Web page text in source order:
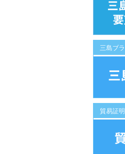
三島ブ
貿易証